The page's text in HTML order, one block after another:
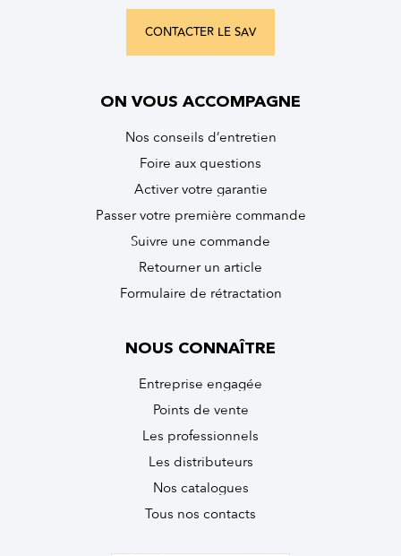
CONTACTER LE SAV
ON VOUS ACCOMPAGNE
Nos conseils d’entretien
Foire aux questions
Activer votre garantie
Passer votre première commande
Suivre une commande
Retourner un article
Formulaire de rétractation
NOUS CONNAÎTRE
Entreprise engagée
Points de vente
Les professionnels
Les distributeurs
Nos catalogues
Tous nos contacts